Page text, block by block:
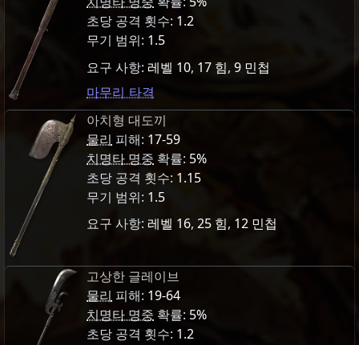
초당 공격 횟수: 1.2
무기 범위: 1.5
요구 사항: 레벨 10, 17 힘, 9 민첩
마무리 타격
아치형 대도끼
물리 피해: 17-59
치명타 명중 확률: 5%
초당 공격 횟수: 1.15
무기 범위: 1.5
요구 사항: 레벨 16, 25 힘, 12 민첩
고상한 글레이브
물리 피해: 19-64
치명타 명중 확률: 5%
초당 공격 횟수: 1.2